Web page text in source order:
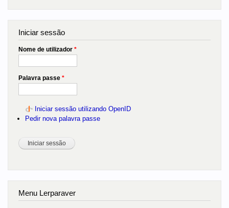
Iniciar sessão
Nome de utilizador *
Palavra passe *
Iniciar sessão utilizando OpenID
Pedir nova palavra passe
Menu Lerparaver